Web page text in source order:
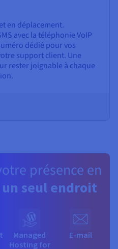
en déplacement.
avec la téléphonie VoIP
dédié pour vos
support client. Une
rester joignable à chaque
présence en
seul endroit
Managed
Hosting for
E-mail